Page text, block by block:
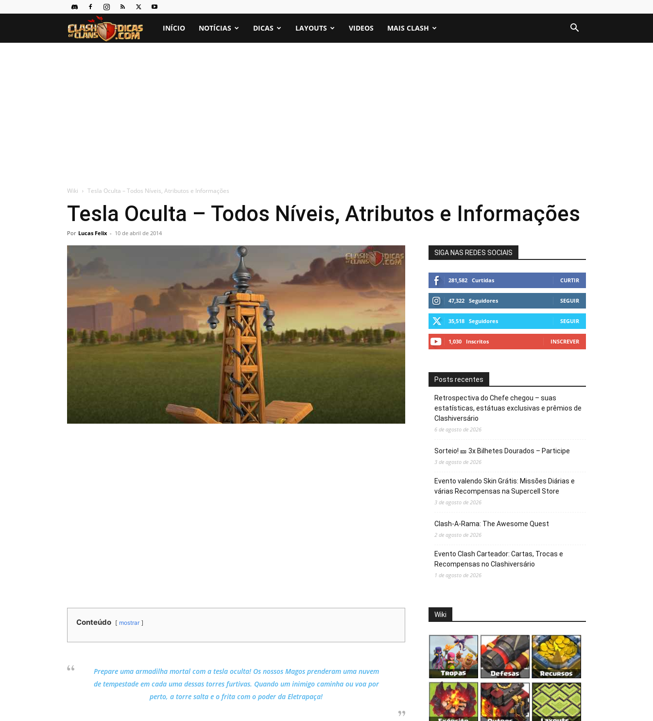
Clash
INÍCIO NOTÍCIAS DICAS LAYOUTS VIDEOS MAIS CLASH
Wiki Tesla Oculta – Todos Níveis, Atributos e Informações
Tesla Oculta – Todos Níveis, Atributos e Informações
Por Lucas Felix - 10 de abril de 2014
Conteúdo mostrar
Prepare uma armadilha mortal com a tesla oculta! Os nossos Magos prenderam uma nuvem
de tempestade em cada uma dessas torres furtivas. Quando um inimigo caminha ou voa por
perto, a torre salta e o frita com o poder da Eletrapaça!
SIGA NAS REDES SOCIAIS
281,582 Curtidas CURTIR
47,322 Seguidores SEGUIR
35,518 Seguidores SEGUIR
1,030 Inscritos INSCREVER
Posts recentes
Retrospectiva do Chefe chegou – suas
estatísticas, estátuas exclusivas e prêmios de
Clashiversário
6 de agosto de 2026
Sorteio! 🎫 3x Bilhetes Dourados – Participe
3 de agosto de 2026
Evento valendo Skin Grátis: Missões Diárias e
várias Recompensas na Supercell Store
3 de agosto de 2026
Clash-A-Rama: The Awesome Quest
2 de agosto de 2026
Evento Clash Carteador: Cartas, Trocas e
Recompensas no Clashiversário
1 de agosto de 2026
Wiki